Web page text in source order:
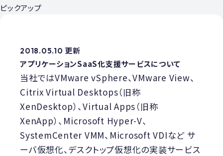
ピックアップ
2018.05.10 更新
アプリケーションSaaS化支援サービスについて
当社ではVMware vSphere、VMware View、
Citrix Virtual Desktops（旧称
XenDesktop）、Virtual Apps（旧称
XenApp）、Microsoft Hyper-V、
SystemCenter VMM、Microsoft VDIなど サ
ーバ仮想化、デスクトップ仮想化の実装サービス